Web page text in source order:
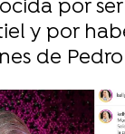
por
y por
de